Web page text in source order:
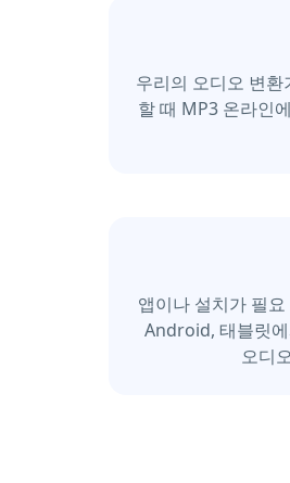
우리의 오디오 변
할 때 MP3 온라인
앱이나 설치가 필
Android, 태블릿
오디